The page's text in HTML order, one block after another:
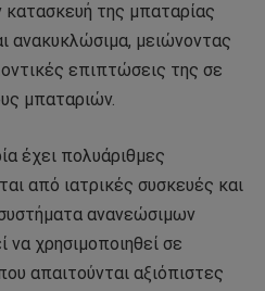
κατασκευή της μπαταρίας
ανακυκλώσιμα, μειώνοντας
επιπτώσεις της σε
μπαταριών.
έχει πολυάριθμες
από ιατρικές συσκευές και
ανανεώσιμων
χρησιμοποιηθεί σε
απαιτούνται αξιόπιστες